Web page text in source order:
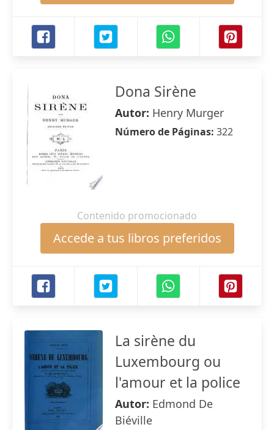
Dona Sirène
Autor: Henry Murger
Número de Páginas: 322
Contenido promocionado
Accede a tus libros preferidos
La sirène du
Luxembourg ou
l'amour et la police
Autor: Edmond De
Biéville